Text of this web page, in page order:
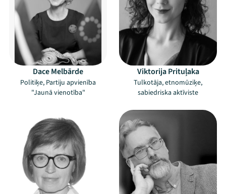
Mana programma
Festivāls
Programma
Arhīvs
Viņi bija LAMPĀ 2026
Jaunumi
Dace Melbārde
Politiķe, Partiju apvienība
"Jaunā vienotība"
Viktorija Prituļaka
Tulkotāja, etnomūziķe,
sabiedriska aktīviste